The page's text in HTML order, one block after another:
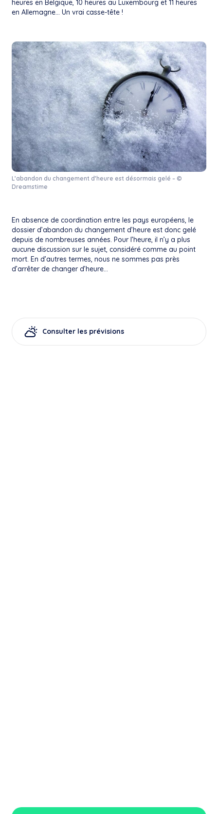
heures en Belgique, 10 heures au Luxembourg et 11 heures
en Allemagne… Un vrai casse-tête !
L’abandon du changement d’heure est désormais gelé – ©
Dreamstime
En absence de coordination entre les pays européens, le
dossier d’abandon du changement d’heure est donc gelé
depuis de nombreuses années. Pour l’heure, il n’y a plus
aucune discussion sur le sujet, considéré comme au point
mort. En d’autres termes, nous ne sommes pas près
d’arrêter de changer d’heure…
Consulter les prévisions